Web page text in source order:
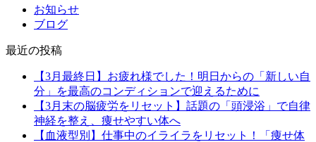
お知らせ
ブログ
最近の投稿
【3月最終日】お疲れ様でした！明日からの「新しい自
分」を最高のコンディションで迎えるために
【3月末の脳疲労をリセット】話題の「頭浸浴」で自律
神経を整え、痩せやすい体へ
【血液型別】仕事中のイライラをリセット！「痩せ体